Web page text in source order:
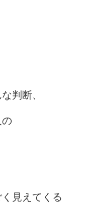
判断、
見えてくる